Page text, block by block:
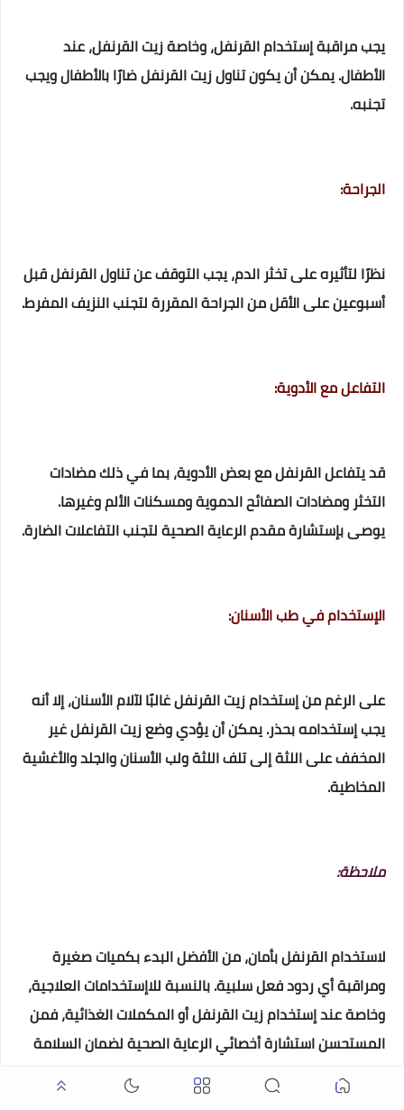
يجب مراقبة إستخدام القرنفل، وخاصة زيت القرنفل، عند
الأطفال. يمكن أن يكون تناول زيت القرنفل ضارًا بالأطفال ويجب
تجنبه.
الجراحة:
نظرًا لتأثيره على تخثر الدم، يجب التوقف عن تناول القرنفل قبل
أسبوعين على الأقل من الجراحة المقررة لتجنب النزيف المفرط.
التفاعل مع الأدوية:
قد يتفاعل القرنفل مع بعض الأدوية، بما في ذلك مضادات
التخثر ومضادات الصفائح الدموية ومسكنات الألم وغيرها.
يوصى بإستشارة مقدم الرعاية الصحية لتجنب التفاعلات الضارة.
الإستخدام في طب الأسنان:
على الرغم من إستخدام زيت القرنفل غالبًا لآلام الأسنان، إلا أنه
يجب إستخدامه بحذر. يمكن أن يؤدي وضع زيت القرنفل غير
المخفف على اللثة إلى تلف اللثة ولب الأسنان والجلد والأغشية
المخاطية.
ملاحظة:
لاستخدام القرنفل بأمان، من الأفضل البدء بكميات صغيرة
ومراقبة أي ردود فعل سلبية. بالنسبة للاإستخدامات العلاجية،
وخاصة عند إستخدام زيت القرنفل أو المكملات الغذائية، فمن
المستحسن استشارة أخصائي الرعاية الصحية لضمان السلامة
والاستخدام المناسب.